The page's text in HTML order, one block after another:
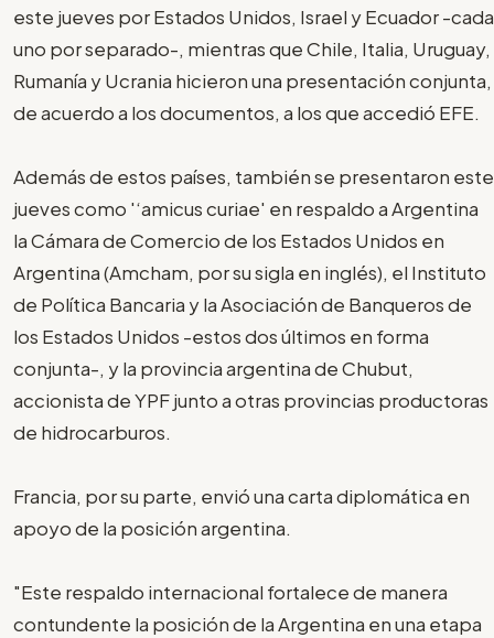
este jueves por Estados Unidos, Israel y Ecuador -cada
uno por separado-, mientras que Chile, Italia, Uruguay,
Rumanía y Ucrania hicieron una presentación conjunta,
de acuerdo a los documentos, a los que accedió EFE.
Además de estos países, también se presentaron este
jueves como '‘amicus curiae' en respaldo a Argentina
la Cámara de Comercio de los Estados Unidos en
Argentina (Amcham, por su sigla en inglés), el Instituto
de Política Bancaria y la Asociación de Banqueros de
los Estados Unidos -estos dos últimos en forma
conjunta-, y la provincia argentina de Chubut,
accionista de YPF junto a otras provincias productoras
de hidrocarburos.
Francia, por su parte, envió una carta diplomática en
apoyo de la posición argentina.
"Este respaldo internacional fortalece de manera
contundente la posición de la Argentina en una etapa